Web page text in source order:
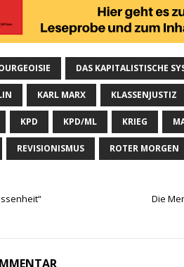
DAS KAPITALISTISCHE
KARL MARX KLASSENJUSTIZ
KPD KPD/ML KRIEG
REVISIONISMUS ROTER MORGEN
Die